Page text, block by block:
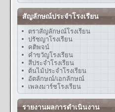
สัญลักษณ์ประจำโรงเรียน
ตราสัญลักษณ์โรงเรียน
ปรัชญาโรงเรียน
คติพจน์
คำขวัญโรงเรียน
สีประจำโรงเรียน
ต้นไม้ประจำโรงเรียน
อัตลักษณ์/เอกลักษณ์
เพลงมาร์ชโรงเรียน
รายงานผลการดำเนินงาน